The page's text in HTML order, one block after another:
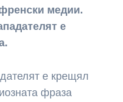
медии.
е
е крещял
фраза